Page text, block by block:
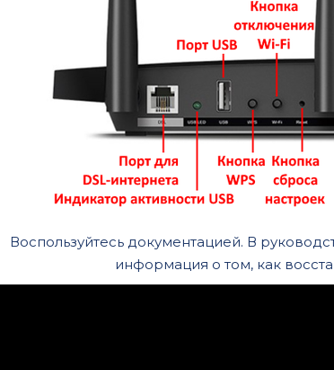
Воспользуйтесь документацией. В
информация о том, как